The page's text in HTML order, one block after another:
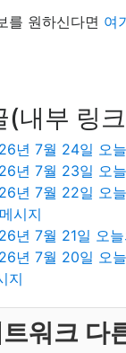
를 원하신다면 여
(내부 링
년 7월 24일 오
년 7월 23일 오
년 7월 22일 오
시지
년 7월 21일 오
년 7월 20일 오
지
워크 다